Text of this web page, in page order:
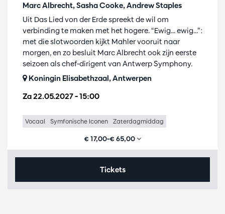
Marc Albrecht, Sasha Cooke, Andrew Staples
Za 22.05.2027– 15:00
Uit Das Lied von der Erde spreekt de wil om
verbinding te maken met het hogere. “Ewig... ewig...”:
met die slotwoorden kijkt Mahler vooruit naar
morgen, en zo besluit Marc Albrecht ook zijn eerste
seizoen als chef-dirigent van Antwerp Symphony.
Koningin Elisabethzaal, Antwerpen
Vocaal Symfonische Iconen Zaterdagmiddag
€ 17,00–€ 65,00
Tickets